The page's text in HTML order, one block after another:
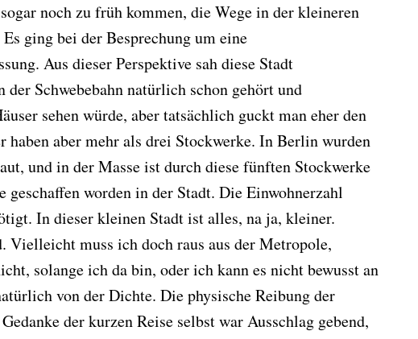
noch zu früh kommen, die Wege in der kleineren
ging bei der Besprechung um eine
Aus dieser Perspektive sah diese Stadt
Schwebebahn natürlich schon gehört und
sehen würde, aber tatsächlich guckt man eher den
aber mehr als drei Stockwerke. In Berlin wurden
und in der Masse ist durch diese fünften Stockwerke
worden in der Stadt. Die Einwohnerzahl
In dieser kleinen Stadt ist alles, na ja, kleiner.
muss ich doch raus aus der Metropole,
solange ich da bin, oder ich kann es nicht bewusst an
von der Dichte. Die physische Reibung der
der kurzen Reise selbst war Ausschlag gebend,